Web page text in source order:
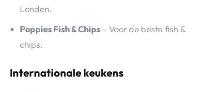
Londen.
Poppies Fish & Chips – Voor de beste fish &
chips.
Internationale keukens